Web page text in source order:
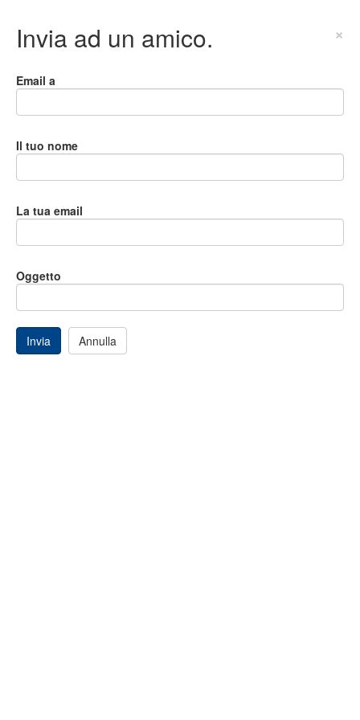
Invia ad un amico. ×
Email a
Il tuo nome
La tua email
Oggetto
Invia Annulla